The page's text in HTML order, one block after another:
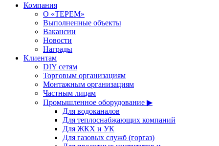
Компания
О «ТЕРЕМ»
Выполненные объекты
Вакансии
Новости
Награды
Клиентам
DIY сетям
Торговым организациям
Монтажным организациям
Частным лицам
Промышленное оборудование ▶
Для водоканалов
Для теплоснабжающих компаний
Для ЖКХ и УК
Для газовых служб (горгаз)